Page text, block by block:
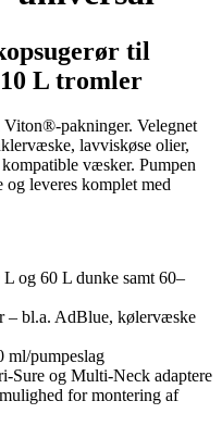
til
L tromler
pakninger. Velegnet
lavviskøse olier,
væsker. Pumpen
og leveres komplet med
og 60 L dunke samt 60–
– bl.a. AdBlue, kølervæske
ml/pumpeslag
Sure og Multi-Neck adaptere
for montering af